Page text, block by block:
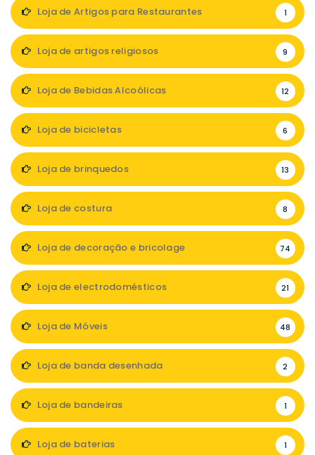
Loja de Artigos para Restaurantes 1
Loja de artigos religiosos 9
Loja de Bebidas Alcoólicas 12
Loja de bicicletas 6
Loja de brinquedos 13
Loja de costura 8
Loja de decoração e bricolage 74
Loja de electrodomésticos 21
Loja de Móveis 48
Loja de banda desenhada 2
Loja de bandeiras 1
Loja de baterias 1